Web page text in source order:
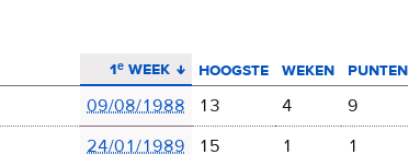
1ᵉ week
aflopend sorteren hoogste weken
punten
09/08/1988 13 4
9
24/01/1989 15 1 1